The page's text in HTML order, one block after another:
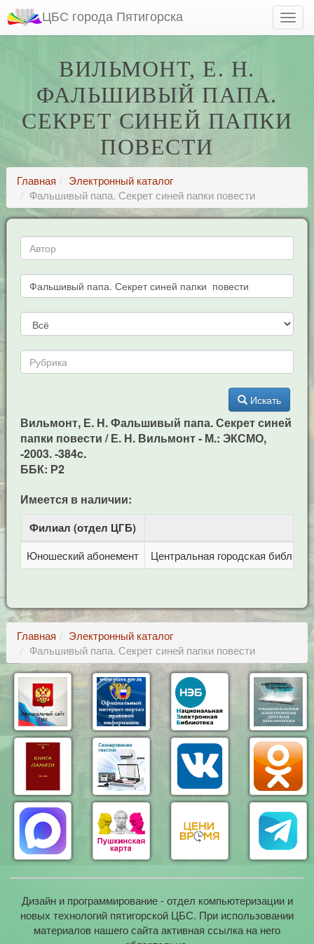
ЦБС города Пятигорска
ВИЛЬМОНТ, Е. Н.
ФАЛЬШИВЫЙ ПАПА.
СЕКРЕТ СИНЕЙ ПАПКИ
ПОВЕСТИ
Главная
Электронный каталог
Фальшивый папа. Секрет синей папки повести
Искать
Вильмонт, Е. Н. Фальшивый папа. Секрет синей
папки повести / Е. Н. Вильмонт - М.: ЭКСМО,
-2003. -384c.
ББК: Р2
Имеется в наличии:
Филиал (отдел ЦГБ)
Юношеский абонемент Центральная городская
Главная
Электронный каталог
Фальшивый папа. Секрет синей папки повести
Дизайн и программирование - отдел компьютеризации и
новых технологий пятигорской ЦБС. При использовании
материалов нашего сайта активная ссылка на него